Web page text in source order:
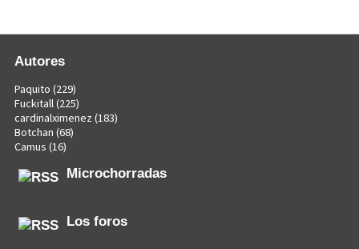
Autores
Paquito (229)
Fuckitall(225)
cardinalximenez (183)
Botchan (68)
Camus (16)
Microchorradas
Los foros